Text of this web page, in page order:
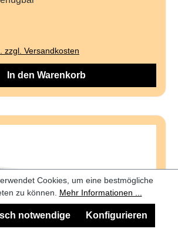
zzgl. Versandkosten
In den Warenkorb
Cookies, um eine bestmögliche
zu können. Mehr Informationen ...
notwendige Konfigurieren